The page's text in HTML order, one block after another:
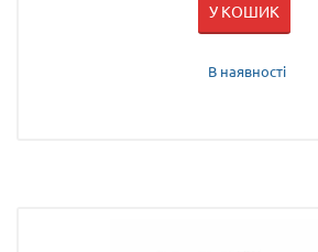
У КОШИК
В наявності